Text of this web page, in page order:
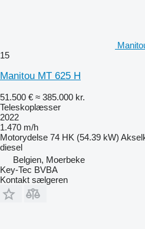
15
Manitou MT 625 H
51.500 € ≈ 385.000 kr.
Teleskoplæsser
2022
1.470 m/h
Motorydelse 74 HK (54.39 kW)
diesel
Belgien, Moerbeke
Key-Tec BVBA
Kontakt sælgeren